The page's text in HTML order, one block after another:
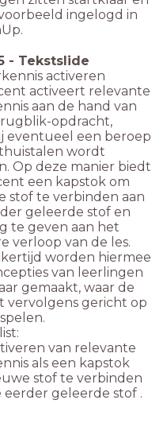
ingelogd in
- Tekstslide
activeren
activeert relevante
aan de hand van
opdracht,
eventueel een beroep
wordt
Op deze manier biedt
een kapstok om
stof te verbinden aan
geleerde stof en
te geven aan het
verloop van de les.
worden hiermee
van leerlingen
gemaakt, waar de
vervolgens gericht op
van relevante
als een kapstok
stof te verbinden
eerder geleerde stof .